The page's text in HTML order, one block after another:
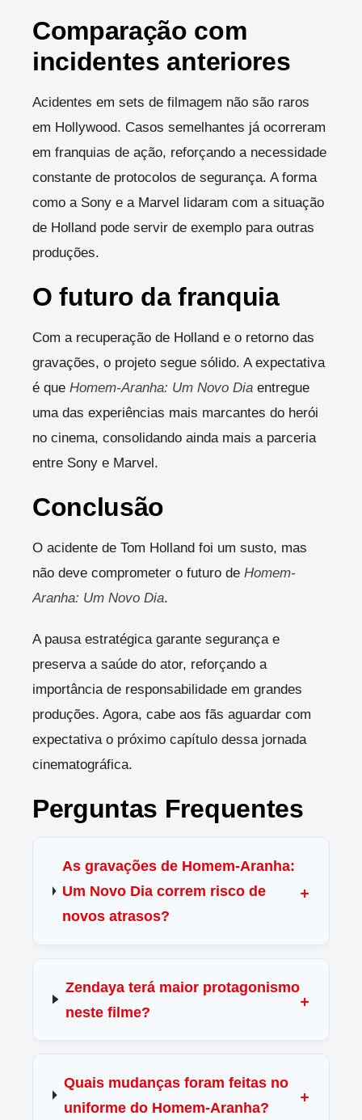
Comparação com
incidentes anteriores
Acidentes em sets de filmagem não são raros
em Hollywood. Casos semelhantes já ocorreram
em franquias de ação, reforçando a necessidade
constante de protocolos de segurança. A forma
como a Sony e a Marvel lidaram com a situação
de Holland pode servir de exemplo para outras
produções.
O futuro da franquia
Com a recuperação de Holland e o retorno das
gravações, o projeto segue sólido. A expectativa
é que Homem-Aranha: Um Novo Dia entregue
uma das experiências mais marcantes do herói
no cinema, consolidando ainda mais a parceria
entre Sony e Marvel.
Conclusão
O acidente de Tom Holland foi um susto, mas
não deve comprometer o futuro de Homem-
Aranha: Um Novo Dia.
A pausa estratégica garante segurança e
preserva a saúde do ator, reforçando a
importância de responsabilidade em grandes
produções. Agora, cabe aos fãs aguardar com
expectativa o próximo capítulo dessa jornada
cinematográfica.
Perguntas Frequentes
As gravações de Homem-Aranha:
Um Novo Dia correm risco de
novos atrasos?
Zendaya terá maior protagonismo
neste filme?
Quais mudanças foram feitas no
uniforme do Homem-Aranha?